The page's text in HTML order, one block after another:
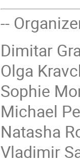
--
Dimitar
Olga
Sophie
Michael
Natasha
Vladimir